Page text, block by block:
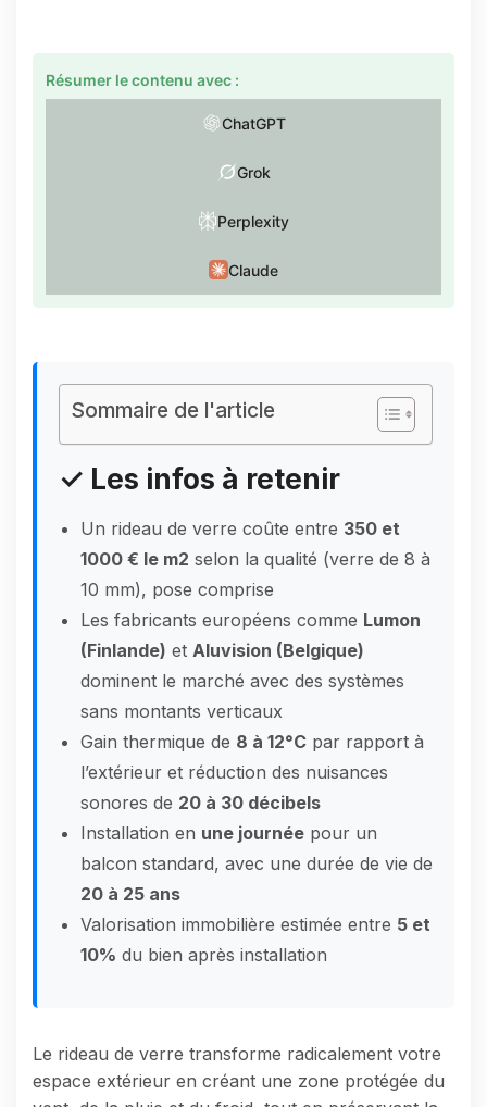
Résumer le contenu avec :
ChatGPT
Grok
Perplexity
Claude
Sommaire de l'article
✓ Les infos à retenir
Un rideau de verre coûte entre 350 et
1000 € le m2 selon la qualité (verre de 8 à
10 mm), pose comprise
Les fabricants européens comme Lumon
(Finlande) et Aluvision (Belgique)
dominent le marché avec des systèmes
sans montants verticaux
Gain thermique de 8 à 12°C par rapport à
l’extérieur et réduction des nuisances
sonores de 20 à 30 décibels
Installation en une journée pour un
balcon standard, avec une durée de vie de
20 à 25 ans
Valorisation immobilière estimée entre 5 et
10% du bien après installation
Le rideau de verre transforme radicalement votre
espace extérieur en créant une zone protégée du